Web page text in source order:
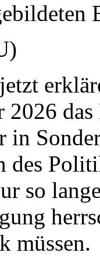
2026
des
so
müssen.